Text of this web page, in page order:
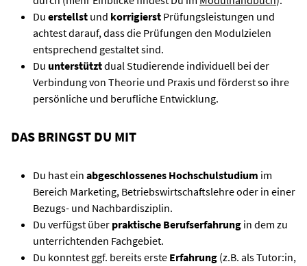
Du erstellst und korrigierst Prüfungsleistungen und
achtest darauf, dass die Prüfungen den Modulzielen
entsprechend gestaltet sind.
Du unterstütztdual Studierende individuell bei der
Verbindung von Theorie und Praxis und förderst so ihre
persönliche und berufliche Entwicklung.
DAS BRINGST DU MIT
Du hast ein abgeschlossenes Hochschulstudium im
Bereich Marketing, Betriebswirtschaftslehre oder in einer
Bezugs- und Nachbardisziplin.
Du verfügst über praktische Berufserfahrung in dem zu
unterrichtenden Fachgebiet.
Du konntest ggf. bereits erste Erfahrung (z.B. als Tutor:in,